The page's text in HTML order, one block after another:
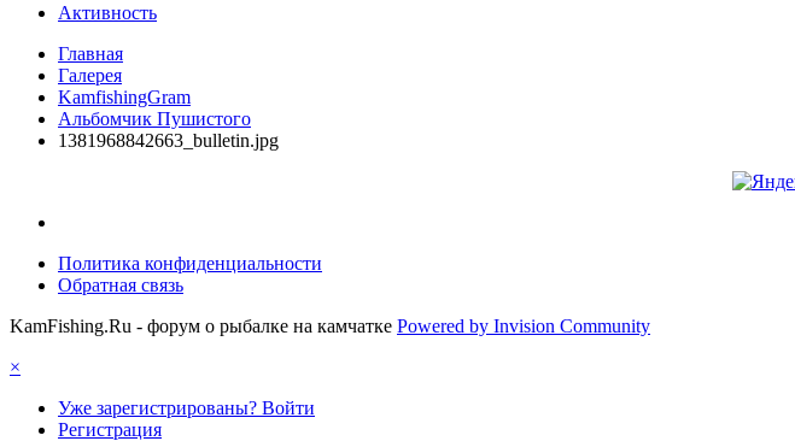
Активность
Главная
Галерея
KamfishingGram
Альбомчик Пушистого
1381968842663_bulletin.jpg
Политика конфиденциальности
Обратная связь
KamFishing.Ru - форум о рыбалке на камчатке Powered by Invision Community
×
Уже зарегистрированы? Войти
Регистрация